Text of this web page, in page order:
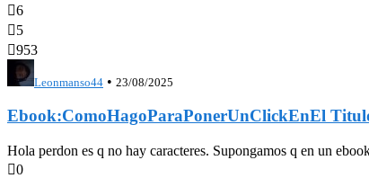
6
5
953
Leonmanso44 • 23/08/2025
Ebook:ComoHagoParaPonerUnClickEnEl
Hola perdon es q no hay caracteres. Supongamos q en un
0